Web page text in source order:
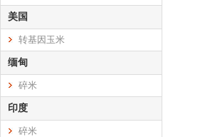
美国
转基因玉米
缅甸
碎米
印度
碎米